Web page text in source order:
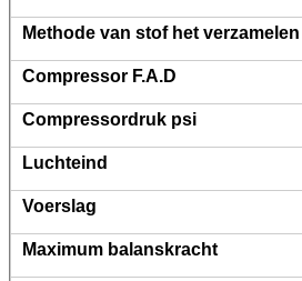
Laat een
We bellen je
Methode van stof het verzamelen
Compressor F.A.D
Compressordruk psi
Luchteind
Voerslag
Maximum balanskracht